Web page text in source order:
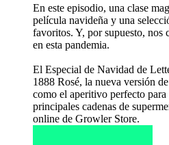
En este episodio, una clase
película navideña y una
favoritos. Y, por supuesto, nos
en esta pandemia.
El Especial de Navidad de
1888 Rosé, la nueva versión
como el aperitivo perfecto para
principales cadenas de
online de Growler Store.